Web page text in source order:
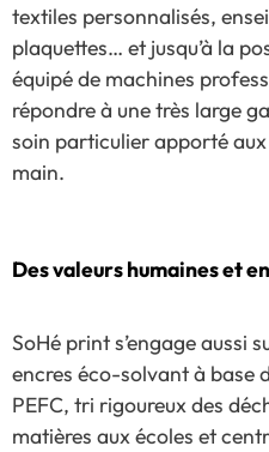
textiles personnalisés,
plaquettes… et jusqu’à la
équipé de machines
répondre à une très large
soin particulier apporté
main.
Des valeurs humaines et
SoHé print s’engage aussi
encres éco-solvant à base
PEFC, tri rigoureux des
matières aux écoles et